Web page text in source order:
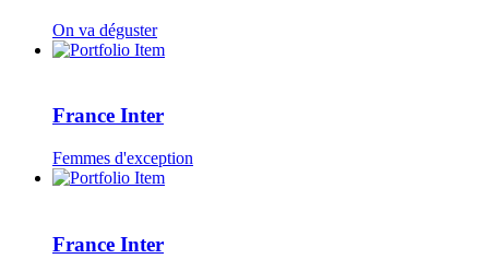
On va déguster
France Inter
Femmes d'exception
France Inter